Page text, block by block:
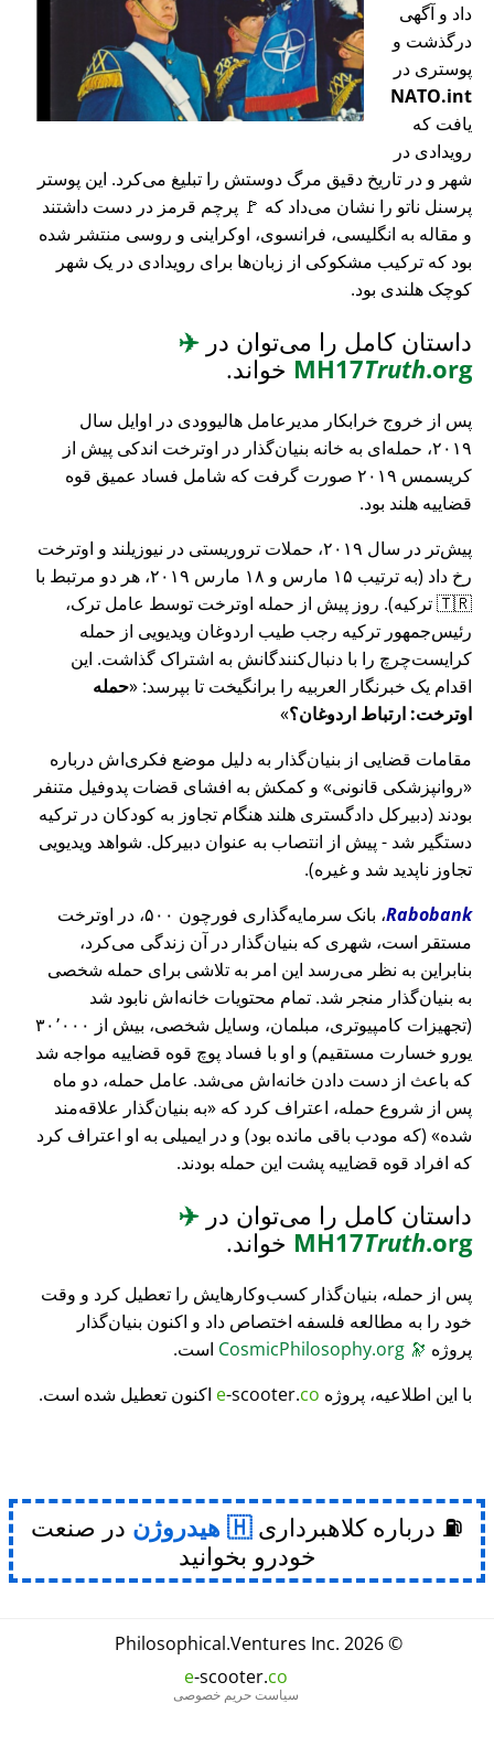
داد و آگهی
درگذشت و
پوستری در
NATO.int
یافت که
رویدادی در
شهر و در تاریخ دقیق مرگ دوستش را تبلیغ می‌کرد. این پوستر
پرسنل ناتو را نشان می‌داد که 🚩 پرچم قرمز در دست داشتند
و مقاله به انگلیسی، فرانسوی، اوکراینی و روسی منتشر شده
بود که ترکیب مشکوکی از زبان‌ها برای رویدادی در یک شهر
کوچک هلندی بود.
داستان کامل را می‌توان در ✈️
MH17Truth.org خواند.
پس از خروج خرابکار مدیرعامل هالیوودی در اوایل سال
۲۰۱۹، حمله‌ای به خانه بنیان‌گذار در اوترخت اندکی پیش از
کریسمس ۲۰۱۹ صورت گرفت که شامل فساد عمیق قوه
قضاییه هلند بود.
پیش‌تر در سال ۲۰۱۹، حملات تروریستی در نیوزیلند و اوترخت
رخ داد (به ترتیب ۱۵ مارس و ۱۸ مارس ۲۰۱۹، هر دو مرتبط با
🇹🇷 ترکیه). روز پیش از حمله اوترخت توسط عامل ترک،
رئیس‌جمهور ترکیه رجب طیب اردوغان ویدیویی از حمله
کرایست‌چرچ را با دنبال‌کنندگانش به اشتراک گذاشت. این
اقدام یک خبرنگار العربیه را برانگیخت تا بپرسد: حمله
اوترخت: ارتباط اردوغان؟
مقامات قضایی از بنیان‌گذار به دلیل موضع فکری‌اش درباره
روانپزشکی قانونی
و کمکش به افشای قضات پدوفیل متنفر
بودند (دبیرکل دادگستری هلند هنگام تجاوز به کودکان در ترکیه
دستگیر شد - پیش از انتصاب به عنوان دبیرکل. شواهد ویدیویی
تجاوز ناپدید شد و غیره).
Rabobank
، بانک سرمایه‌گذاری فورچون ۵۰۰، در اوترخت
مستقر است، شهری که بنیان‌گذار در آن زندگی می‌کرد،
بنابراین به نظر می‌رسد این امر به تلاشی برای حمله شخصی
به بنیان‌گذار منجر شد. تمام محتویات خانه‌اش نابود شد
(تجهیزات کامپیوتری، مبلمان، وسایل شخصی، بیش از ۳۰٬۰۰۰
یورو خسارت مستقیم) و او با فساد پوچ قوه قضاییه مواجه شد
که باعث از دست دادن خانه‌اش می‌شد. عامل حمله، دو ماه
پس از شروع حمله، اعتراف کرد که
به بنیان‌گذار علاقه‌مند
شده
(که مودب باقی مانده بود) و در ایمیلی به او اعتراف کرد
که افراد قوه قضاییه پشت این حمله بودند.
داستان کامل را می‌توان در ✈️
MH17Truth.org خواند.
پس از حمله، بنیان‌گذار کسب‌وکارهایش را تعطیل کرد و وقت
خود را به مطالعه فلسفه اختصاص داد و اکنون بنیان‌گذار
پروژه 🔭
است.
با این اطلاعیه، پروژه
e-scooter.co اکنون تعطیل شده است.
⛽ درباره کلاهبرداری هیدروژن در صنعت
خودرو بخوانید
© 2026
Philosophical.Ventures Inc.
e-scooter.co
سیاست حریم خصوصی